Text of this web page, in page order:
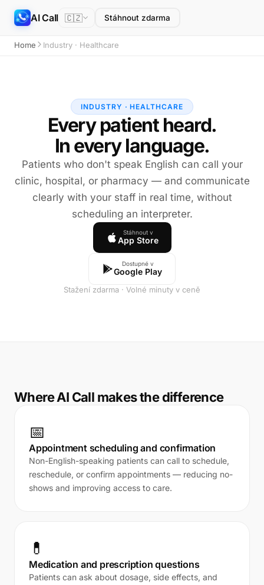
AI Call 🇨🇿 Stáhnout zdarma
Home Industry · Healthcare
INDUSTRY · HEALTHCARE
Every patient heard.
In every language.
Patients who don't speak English can call your
clinic, hospital, or pharmacy — and communicate
clearly with your staff in real time, without
scheduling an interpreter.
Stáhnout v
App Store
Dostupné v
Google Play
Stažení zdarma · Volné minuty v ceně
Where AI Call makes the difference
📅
Appointment scheduling and confirmation
Non-English-speaking patients can call to schedule,
reschedule, or confirm appointments — reducing no-
shows and improving access to care.
💊
Medication and prescription questions
Patients can ask about dosage, side effects, and